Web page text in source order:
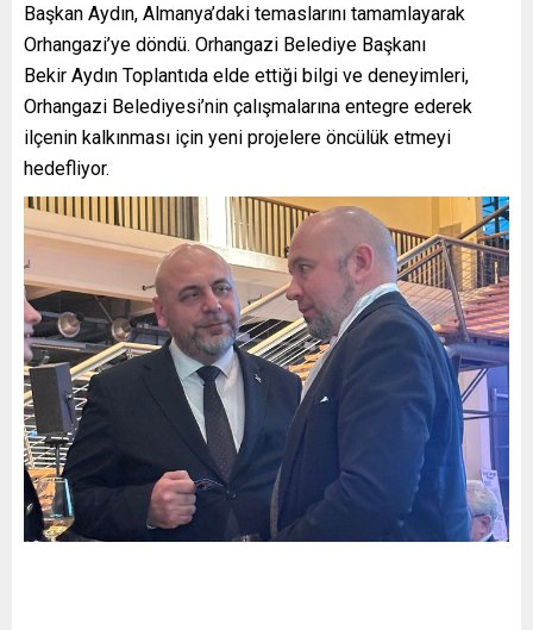
Başkan Aydın, Almanya’daki temaslarını tamamlayarak
Orhangazi’ye döndü. Orhangazi Belediye Başkanı
Bekir Aydın Toplantıda elde ettiği bilgi ve deneyimleri,
Orhangazi Belediyesi’nin çalışmalarına entegre ederek
ilçenin kalkınması için yeni projelere öncülük etmeyi
hedefliyor.